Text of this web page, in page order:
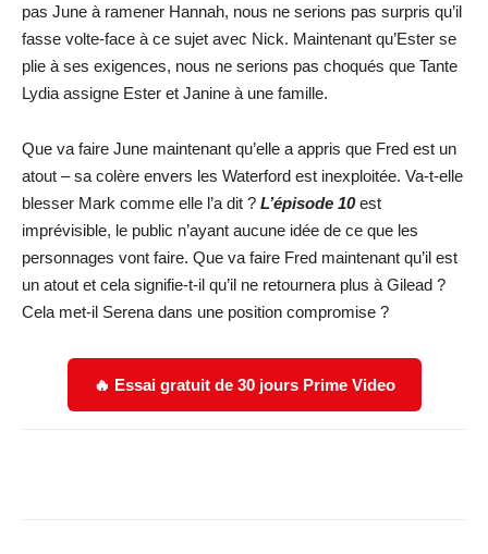
pas June à ramener Hannah, nous ne serions pas surpris qu’il
fasse volte-face à ce sujet avec Nick. Maintenant qu’Ester se
plie à ses exigences, nous ne serions pas choqués que Tante
Lydia assigne Ester et Janine à une famille.
Que va faire June maintenant qu’elle a appris que Fred est un
atout – sa colère envers les Waterford est inexploitée. Va-t-elle
blesser Mark comme elle l’a dit ? L’épisode 10est
imprévisible, le public n’ayant aucune idée de ce que les
personnages vont faire. Que va faire Fred maintenant qu’il est
un atout et cela signifie-t-il qu’il ne retournera plus à Gilead ?
Cela met-il Serena dans une position compromise ?
🔥 Essai gratuit de 30 jours Prime Video